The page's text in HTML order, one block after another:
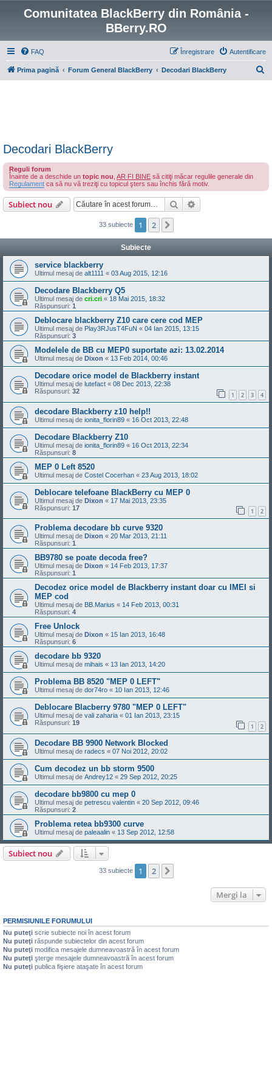
Comunitatea BlackBerry din România -
BBerry.RO
FAQ Autentificare
Înregistrare
Prima pagină Forum General BlackBerry Decodari BlackBerry
Decodari BlackBerry
Reguli forum
Înainte de a deschide un topic nou AR FI BINE să citiţi măcar regulile generale din
Regulament ca să nu vă treziţi cu topicul şters sau închis fără motiv.
Subiect nou Căutare
33 subiecte 1 2
Subiecte
service blackberry
Ultimul mesaj de alt1111 « 03 Aug 2015, 12:16
Decodare Blackberry Q5
Ultimul mesaj de cri.cri « 18 Mai 2015, 18:32
Răspunsuri: 1
Deblocare blackberry Z10 care cere cod MEP
Ultimul mesaj de Play3RJusT4FuN « 04 Ian 2015, 13:15
Răspunsuri: 3
Modelele de BB cu MEP0 suportate azi: 13.02.2014
Ultimul mesaj de Dixon « 13 Feb 2014, 00:46
Decodare orice model de Blackberry instant
Ultimul mesaj de lutefact « 08 Dec 2013, 22:38
Răspunsuri: 32 1 2 3 4
decodare Blackberry z10 help!!
Ultimul mesaj de ionita_florin89 « 16 Oct 2013, 22:48
Decodare Blackberry Z10
Ultimul mesaj de ionita_florin89 « 16 Oct 2013, 22:34
Răspunsuri: 8
MEP 0 Left 8520
Ultimul mesaj de Costel Cocerhan « 23 Aug 2013, 18:02
Deblocare telefoane BlackBerry cu MEP 0
Ultimul mesaj de Dixon « 17 Mai 2013, 23:35
Răspunsuri: 17 1 2
Problema decodare bb curve 9320
Ultimul mesaj de Dixon « 20 Mar 2013, 21:11
Răspunsuri: 1
BB9780 se poate decoda free?
Ultimul mesaj de Dixon « 14 Feb 2013, 17:37
Răspunsuri: 1
Decodez orice model de Blackberry instant doar cu IMEI si
MEP cod
Ultimul mesaj de BB.Marius « 14 Feb 2013, 00:31
Răspunsuri: 4
Free Unlock
Ultimul mesaj de Dixon « 15 Ian 2013, 16:48
Răspunsuri: 6
decodare bb 9320
Ultimul mesaj de mihais « 13 Ian 2013, 14:20
Problema BB 8520 "MEP 0 LEFT"
Ultimul mesaj de dor74ro « 10 Ian 2013, 12:46
Deblocare Blacberry 9780 "MEP 0 LEFT"
Ultimul mesaj de vali zaharia « 01 Ian 2013, 23:15
Răspunsuri: 19 1 2
Decodare BB 9900 Network Blocked
Ultimul mesaj de radecs « 07 Noi 2012, 20:02
Cum decodez un bb storm 9500
Ultimul mesaj de Andrey12 « 29 Sep 2012, 20:25
decodare bb9800 cu mep 0
Ultimul mesaj de petrescu valentin « 20 Sep 2012, 09:46
Răspunsuri: 2
Problema retea bb9300 curve
Ultimul mesaj de paleaalin « 13 Sep 2012, 12:58
Subiect nou
33 subiecte 1 2
Mergi la
PERMISIUNILE FORUMULUI
Nu puteţi scrie subiecte noi în acest forum
Nu puteţi răspunde subiectelor din acest forum
Nu puteţi modifica mesajele dumneavoastră în acest forum
Nu puteţi şterge mesajele dumneavoastră în acest forum
Nu puteţi publica fişiere ataşate în acest forum